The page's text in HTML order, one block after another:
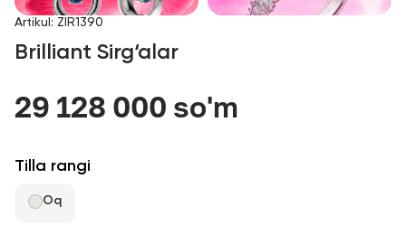
Sevimli
Artikul : ZIR1390
Brilliant Sirg‘alar
29 128 000 so'm
Tilla rangi
Oq